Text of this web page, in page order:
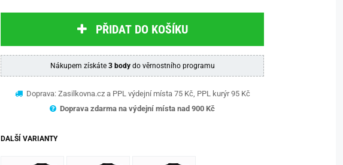
PŘIDAT DO KOŠÍKU
Nákupem získáte 3 bodydo věrnostního programu
Doprava: Zasilkovna.cz a PPL výdejní místa 75 Kč, PPL kurýr 95 Kč
Doprava zdarma na výdejní místa nad 900 Kč
DALŠÍ VARIANTY